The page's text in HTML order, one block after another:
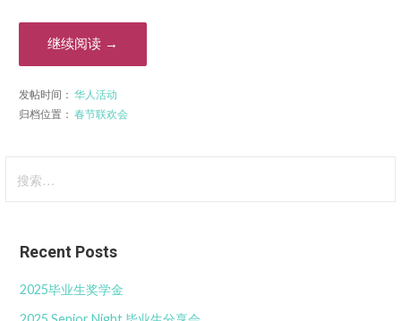
继续阅读 →
发帖时间： 华人活动
归档位置： 春节联欢会
索：
Recent Posts
2025毕业生奖学金